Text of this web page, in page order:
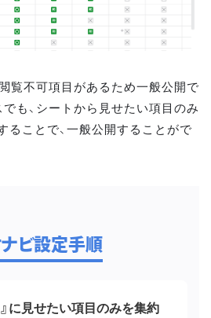
閲覧不可項目があるため一般公開で
も、シートから見せたい項目のみ
ることで、一般公開することがで
ビ設定手順
に見せたい項目のみを集約